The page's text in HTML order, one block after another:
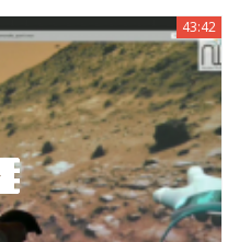
43:42